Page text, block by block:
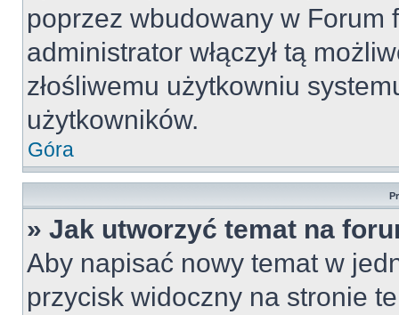
poprzez wbudowany w Forum
administrator włączył tą
złośliwemu użytkowniu
użytkowników.
Góra
» Jak utworzyć temat na
Aby napisać nowy temat w
przycisk widoczny na stronie